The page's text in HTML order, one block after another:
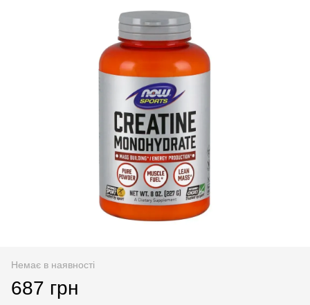
Немає в наявності
687 грн